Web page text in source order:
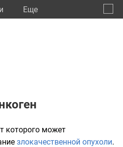
Eще
которого может
злокачественной опухоли.